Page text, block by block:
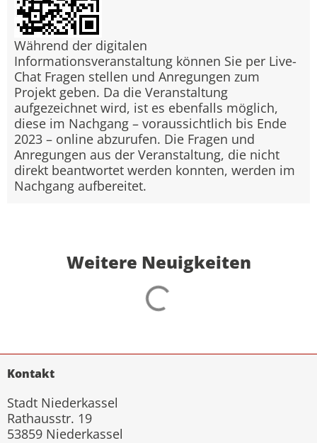
Während der digitalen
Informationsveranstaltung können Sie per Live-
Chat Fragen stellen und Anregungen zum
Projekt geben. Da die Veranstaltung
aufgezeichnet wird, ist es ebenfalls möglich,
diese im Nachgang – voraussichtlich bis Ende
2023 – online abzurufen. Die Fragen und
Anregungen aus der Veranstaltung, die nicht
direkt beantwortet werden konnten, werden im
Nachgang aufbereitet.
Weitere Neuigkeiten
Kontakt
Stadt Niederkassel
Rathausstr. 19
53859 Niederkassel